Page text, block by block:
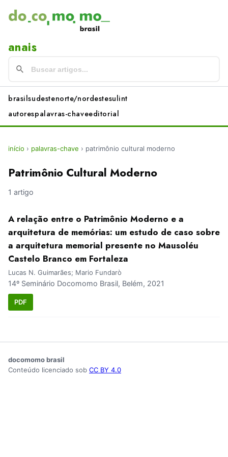
anais
brasilsudestenorte/nordestesulint
autorespalavras-chaveeditorial
início › palavras-chave › patrimônio cultural moderno
Patrimônio Cultural Moderno
1 artigo
A relação entre o Patrimônio Moderno e a
arquitetura de memórias: um estudo de caso sobre
a arquitetura memorial presente no Mausoléu
Castelo Branco em Fortaleza
Lucas N. Guimarães; Mario Fundarò
14º Seminário Docomomo Brasil, Belém, 2021
PDF
docomomo brasil
Conteúdo licenciado sob CC BY 4.0